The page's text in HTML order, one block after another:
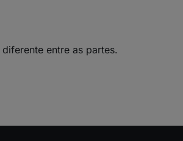
entre as partes.